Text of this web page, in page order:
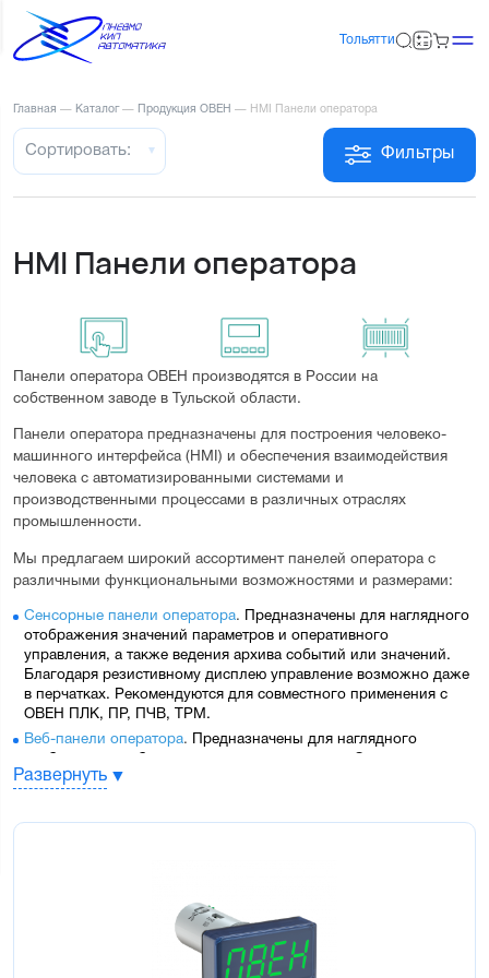
Тольятти
Главная — Каталог — Продукция ОВЕН — HMI Панели оператора
Фильтры
Сортировать:
HMI Панели оператора
Панели оператора ОВЕН производятся в России на
собственном заводе в Тульской области.
Панели оператора предназначены для построения человеко-
машинного интерфейса (HMI) и обеспечения взаимодействия
человека с автоматизированными системами и
производственными процессами в различных отраслях
промышленности.
Мы предлагаем широкий ассортимент панелей оператора с
различными функциональными возможностями и размерами:
Сенсорные панели оператора. Предназначены для наглядного
отображения значений параметров и оперативного
управления, а также ведения архива событий или значений.
Благодаря резистивному дисплею управление возможно даже
в перчатках. Рекомендуются для совместного применения с
ОВЕН
ПЛК, ПР, ПЧВ, ТРМ .
Веб-панели оператора. Предназначены для наглядного
встроенным веб-браузером c поддержкой технологии HTML5,
Кнопочные панели оператора
отображения значений и оперативного управления в
условиях, когда применение сенсорного управления
затруднено или невозможно. Рекомендуются для совместного
Развернуть